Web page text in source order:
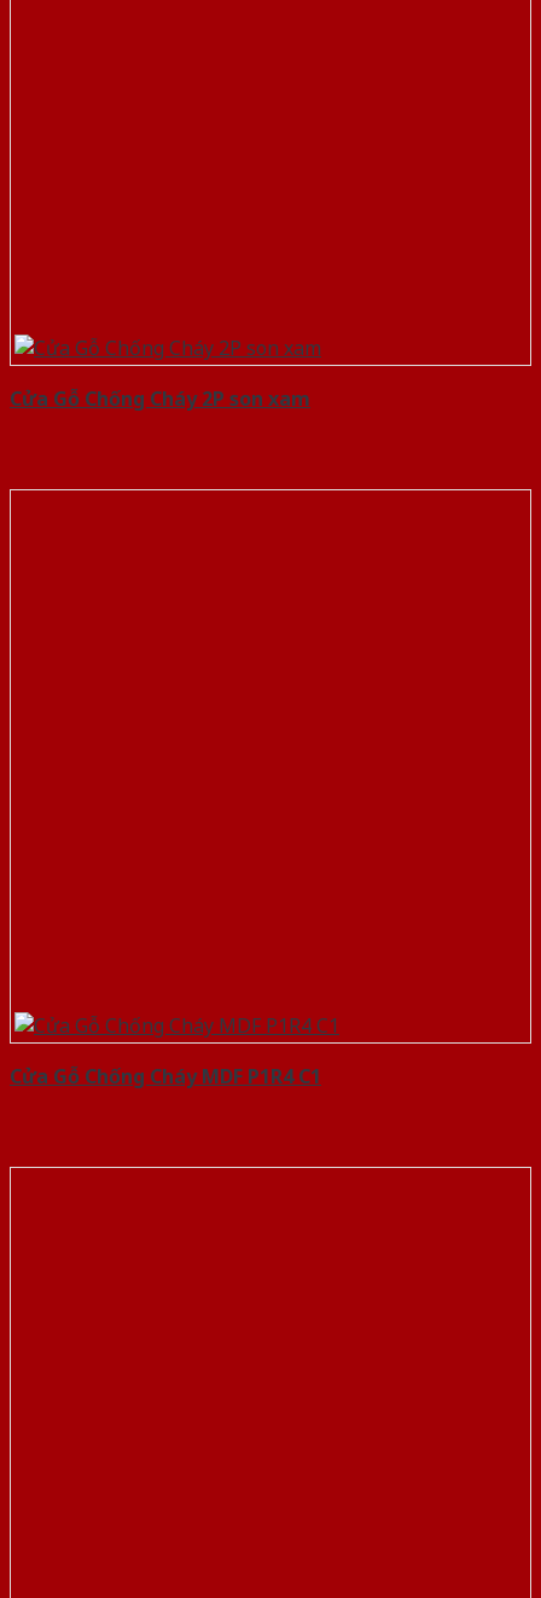
Cửa Gỗ Chống Cháy 2P son xam
Cửa Gỗ Chống Cháy MDF P1R4 C1